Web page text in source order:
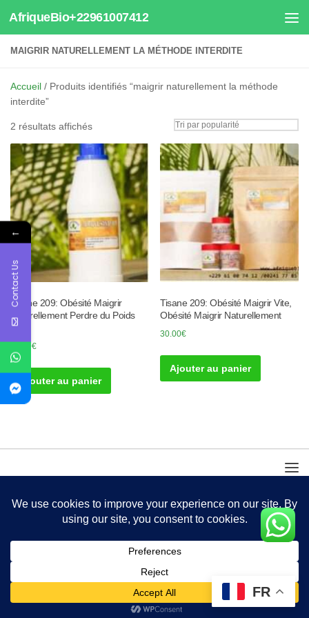
Au dessous du contenu
AfriqueBio+22961007412
MAIGRIR NATURELLEMENT LA MÉTHODE INTERDITE
Accueil / Produits identifiés “maigrir naturellement la méthode
interdite”
2 résultats affichésTrié
popularité
Tisane 209: Obésité Maigrir
Naturellement Perdre du Poids
vite
50.00€
Ajouter au panier
Tisane 209: Obésité Maigrir Vite,
Obésité Maigrir Naturellement
30.00€
Ajouter au panier
FR
←
Contact Us